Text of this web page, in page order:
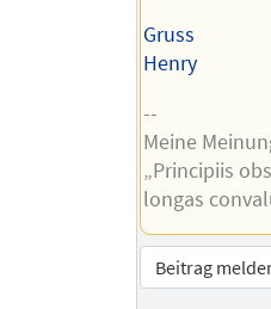
Gruss
Henry
--
Meine
„Principiis
longas
Beitrag